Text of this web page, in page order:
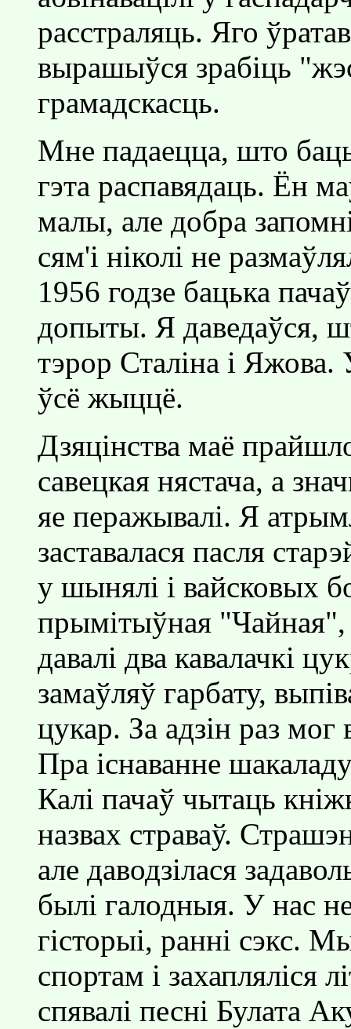
расстраляць. Яго
вырашыўся зрабiць
грамадскасць.
Мне падаецца, што
гэта распавядаць. Ён
малы, але добра
сям'i нiколi не
1956 годзе бацька
допыты. Я даведаўся,
тэрор Сталiна i Яжова.
ўсё жыццё.
Дзяцiнства маё
савецкая нястача, а
яе перажывалi. Я
заставалася пасля
у шынялi i вайсковых
прымiтыўная "Чайная",
давалi два кавалачкi
замаўляў гарбату,
цукар. За адзiн раз
Пра iснаванне
Калi пачаў чытаць
назвах страваў.
але даводзiлася
былi галодныя. У нас
гiсторыi, раннi сэкс.
спортам i захаплялiся
спявалi песнi Булата